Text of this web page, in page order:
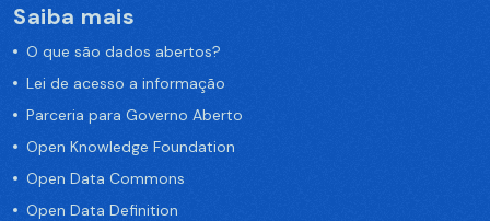
Saiba mais
O que são dados abertos?
Lei de acesso a informação
Parceria para Governo Aberto
Open Knowledge Foundation
Open Data Commons
Open Data Definition